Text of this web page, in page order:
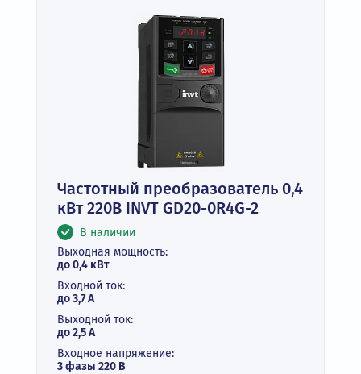
Частотный преобразователь 0,4
кВт 220В INVT GD20-0R4G-2
В наличии
Выходная мощность:
до 0,4 кВт
Входной ток:
до 3,7 А
Выходной ток:
до 2,5 А
Входное напряжение:
3 фазы 220 В